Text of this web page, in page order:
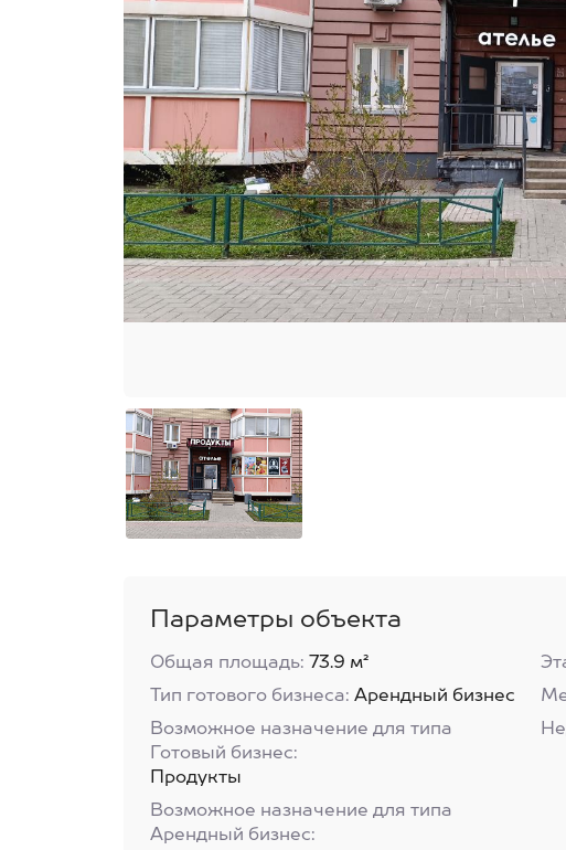
Параметры объекта
Общая площадь: 73.9 м²
Тип готового бизнеса: Арендный бизнес
Возможное назначение для типа
Готовый бизнес:
Продукты
Возможное назначение для типа
Арендный бизнес: